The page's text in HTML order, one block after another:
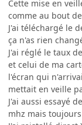
Cette mise en
comme au bout
J'ai téléchargé le
ça n'as rien
J'ai réglé le taux
et celui de ma
l'écran qui
mettait en veille
J'ai aussi essayé
mhz mais